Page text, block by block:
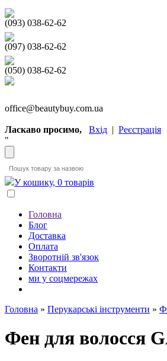
(093) 038-62-62
(097) 038-62-62
(050) 038-62-62
office@beautybuy.com.ua
Ласкаво просимо, Вхід | Реєстрація
"
У кошику, 0 товарів
Головна
Блог
Доставка
Оплата
Зворотній зв'язок
Контакти
ми у соцмережах
Головна » Перукарські інструменти »
Фен для волосся